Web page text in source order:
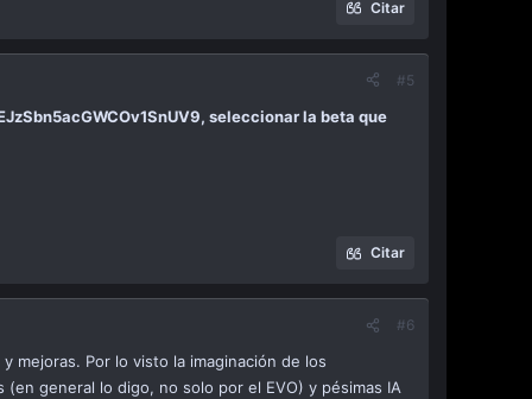
Citar
#5
seleccionar la beta que
Citar
#6
mejoras. Por lo visto la imaginación de los
general lo digo, no solo por el EVO) y pésimas IA